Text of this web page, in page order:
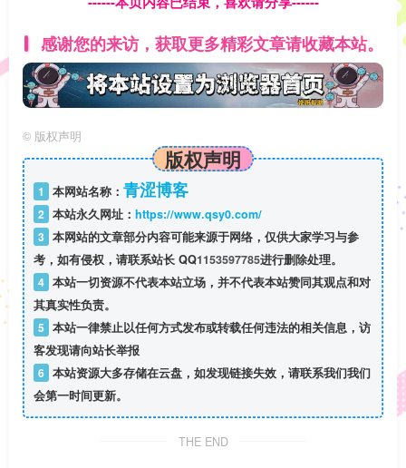
感谢您的来访，获取更多精彩文章请收藏本站。
© 版权声明
版权声明
1 本网站名称： 青涩博客
2 本站永久网址： https://www.qsy0.com/
3 本网站的文章部分内容可能来源于网络，仅供大家学习与参
考，如有侵权，请联系站长 QQ1153597785进行删除处理。
4 本站一切资源不代表本站立场，并不代表本站赞同其观点和对
其真实性负责。
5 本站一律禁止以任何方式发布或转载任何违法的相关信息，访
客发现请向站长举报
6 本站资源大多存储在云盘，如发现链接失效，请联系我们我们
会第一时间更新。
THE END